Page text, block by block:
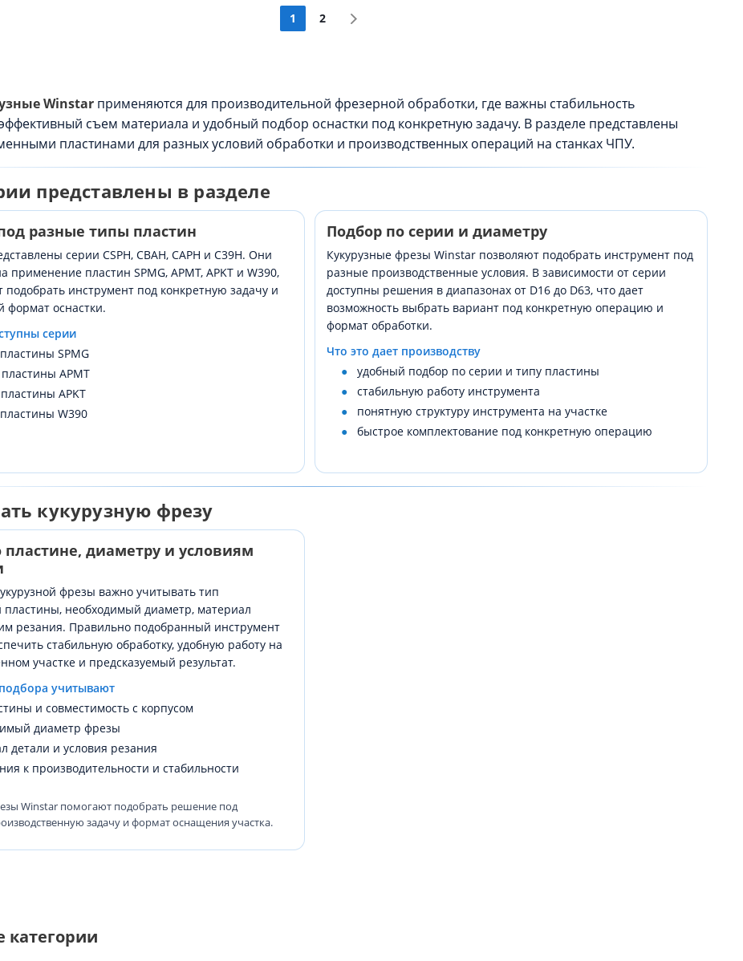
1 2
Winstar применяются для производительной фрезерной обработки, где важны стабильность
съем материала и удобный подбор оснастки под конкретную задачу. В разделе представлены
пластинами для разных условий обработки и производственных операций на станках ЧПУ.
представлены в разделе
разные типы пластин
серии CSPH, CBAH, CAPH и C39H. Они
применение пластин SPMG, APMT, APKT и W390,
подобрать инструмент под конкретную задачу и
формат оснастки.
серии
SPMG
APMT
APKT
W390
Подбор по серии и диаметру
Кукурузные фрезы Winstar позволяют подобрать инструмент под
разные производственные условия. В зависимости от серии
доступны решения в диапазонах от D16 до D63, что дает
возможность выбрать вариант под конкретную операцию и
формат обработки.
Что это дает производству
удобный подбор по серии и типу пластины
стабильную работу инструмента
понятную структуру инструмента на участке
быстрое комплектование под конкретную операцию
кукурузную фрезу
пластине, диаметру и условиям
фрезы важно учитывать тип
необходимый диаметр, материал
резания. Правильно подобранный инструмент
стабильную обработку, удобную работу на
участке и предсказуемый результат.
учитывают
и совместимость с корпусом
диаметр фрезы
детали и условия резания
к производительности и стабильности
Winstar помогают подобрать решение под
задачу и формат оснащения участка.
категории